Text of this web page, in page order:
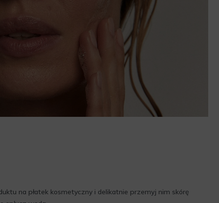
na płatek kosmetyczny i delikatnie przemyj nim skórę